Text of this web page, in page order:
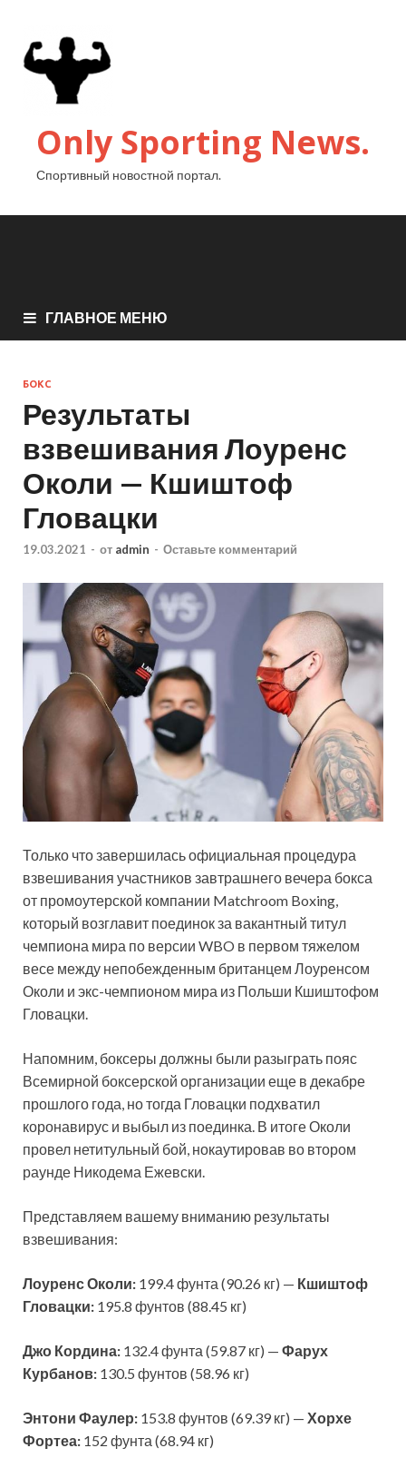
Only Sporting News.
Спортивный новостной портал.
ГЛАВНОЕ МЕНЮ
БОКС
Результаты
взвешивания Лоуренс
Околи — Кшиштоф
Гловацки
19.03.2021 - от admin - Оставьте комментарий
Только что завершилась официальная процедура
взвешивания участников завтрашнего вечера бокса
от промоутерской компании Matchroom Boxing,
который возглавит поединок за вакантный титул
чемпиона мира по версии WBO в первом тяжелом
весе между непобежденным британцем Лоуренсом
Околи и экс-чемпионом мира из Польши Кшиштофом
Гловацки.
Напомним, боксеры должны были разыграть пояс
Всемирной боксерской организации еще в декабре
прошлого года, но тогда Гловацки подхватил
коронавирус и выбыл из поединка. В итоге Околи
провел нетитульный бой, нокаутировав во втором
раунде Никодема Ежевски.
Представляем вашему вниманию результаты
взвешивания:
Лоуренс Околи: 199.4 фунта (90.26 кг) — Кшиштоф
Гловацки: 195.8 фунтов (88.45 кг)
Джо Кордина: 132.4 фунта (59.87 кг) — Фарух
Курбанов: 130.5 фунтов (58.96 кг)
Энтони Фаулер: 153.8 фунтов (69.39 кг) — Хорхе
Фортеа: 152 фунта (68.94 кг)